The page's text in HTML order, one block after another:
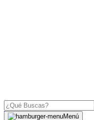
Menú
OJO